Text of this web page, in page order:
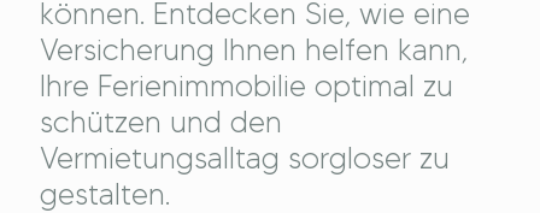
können. Entdecken Sie, wie eine
Versicherung Ihnen helfen kann,
Ihre Ferienimmobilie optimal zu
schützen und den
Vermietungsalltag sorgloser zu
gestalten.